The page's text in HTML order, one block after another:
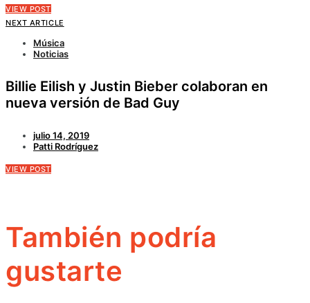
VIEW POST
NEXT ARTICLE
Música
Noticias
Billie Eilish y Justin Bieber colaboran en
nueva versión de Bad Guy
julio 14, 2019
Patti Rodríguez
VIEW POST
También podría
gustarte